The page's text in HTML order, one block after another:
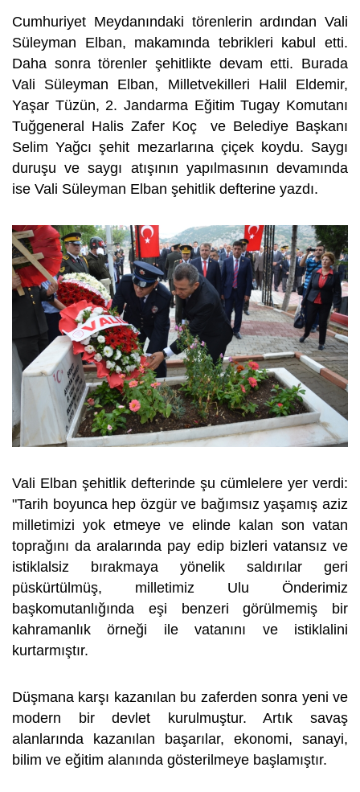
Cumhuriyet Meydanındaki törenlerin ardından Vali
Süleyman Elban, makamında tebrikleri kabul etti.
Daha sonra törenler şehitlikte devam etti. Burada
Vali Süleyman Elban, Milletvekilleri Halil Eldemir,
Yaşar Tüzün, 2. Jandarma Eğitim Tugay Komutanı
Tuğgeneral Halis Zafer Koç ve Belediye Başkanı
Selim Yağcı şehit mezarlarına çiçek koydu. Saygı
duruşu ve saygı atışının yapılmasının devamında
ise Vali Süleyman Elban şehitlik defterine yazdı.
Vali Elban şehitlik defterinde şu cümlelere yer verdi:
"Tarih boyunca hep özgür ve bağımsız yaşamış aziz
milletimizi yok etmeye ve elinde kalan son vatan
toprağını da aralarında pay edip bizleri vatansız ve
istiklalsiz bırakmaya yönelik saldırılar geri
püskürtülmüş, milletimiz Ulu Önderimiz
başkomutanlığında eşi benzeri görülmemiş bir
kahramanlık örneği ile vatanını ve istiklalini
kurtarmıştır.
Düşmana karşı kazanılan bu zaferden sonra yeni ve
modern bir devlet kurulmuştur. Artık savaş
alanlarında kazanılan başarılar, ekonomi, sanayi,
bilim ve eğitim alanında gösterilmeye başlamıştır.